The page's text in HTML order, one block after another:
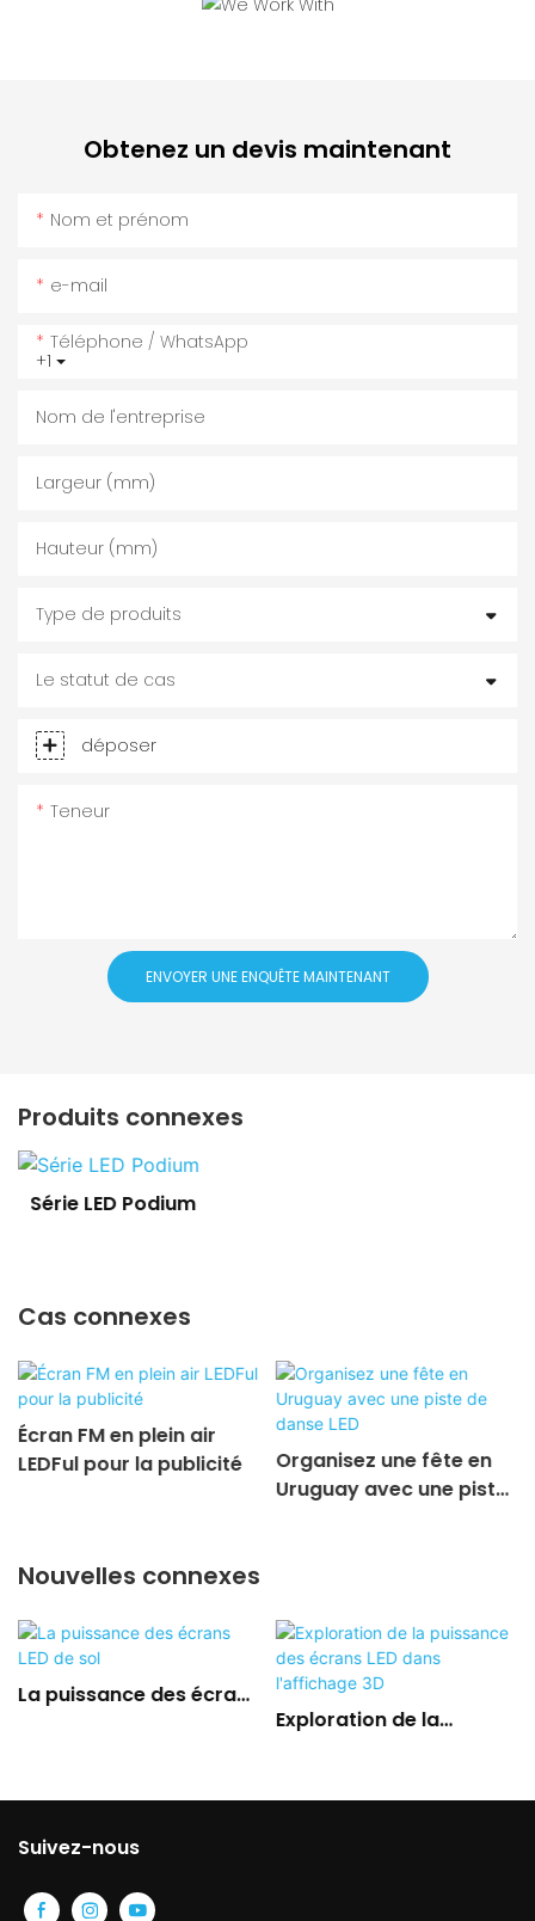
Obtenez un devis maintenant
Nom et prénom
e-mail
+1
Téléphone / WhatsApp
Nom de l'entreprise
Largeur (mm)
Hauteur (mm)
Type de produits
Le statut de cas
déposer
Teneur
ENVOYER UNE ENQUÊTE MAINTENANT
Produits connexes
Série LED Podium
Cas connexes
Écran FM en plein air
LEDFul pour la publicité
Organisez une fête en
Uruguay avec une piste
Nouvelles connexes
La puissance des écrans
Exploration de la
Suivez-nous